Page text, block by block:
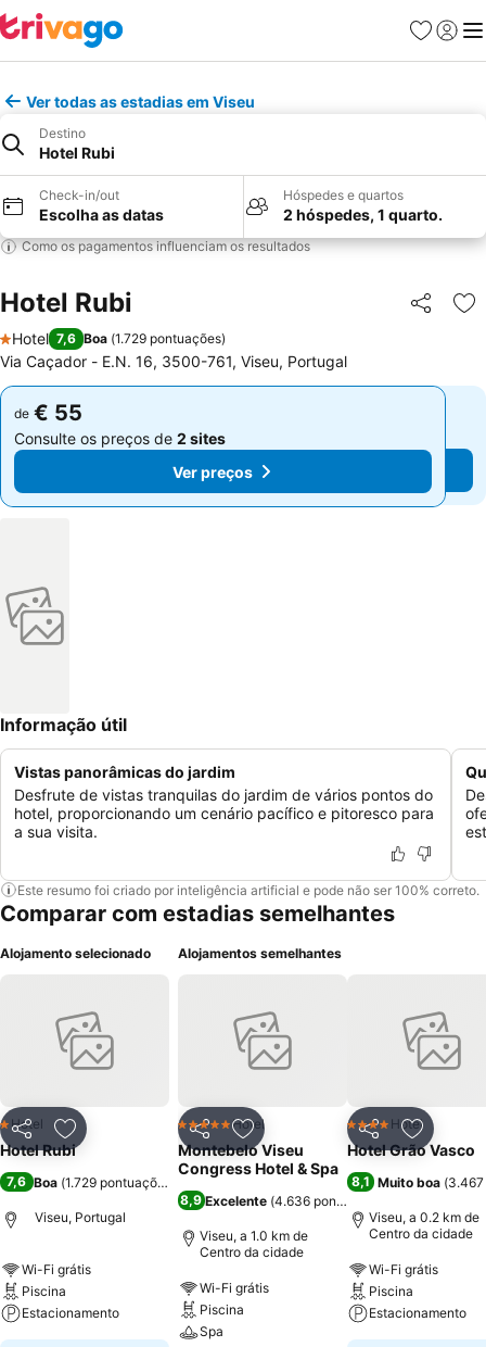
Favoritos
Iniciar
Ver todas as estadias em Viseu
Destino
Hotel Rubi
Check-in/out
Escolha as datas
Hóspedes e quartos
2 hóspedes, 1 quarto.
Como os pagamentos influenciam os resultados
Hotel Rubi Partilhar
1 Estrelas
Hotel 7,6 Boa (1.729 pontuações)
Via Caçador - E.N. 16, 3500-761, Viseu, Portugal
de € 55
Consulte os preços de 2 sites
Ver preços
de € 55
Consulte os preços de 2 sites
Ver preços
Informação útil
Vistas panorâmicas do jardim
Desfrute de vistas tranquilas do jardim de vários pontos do
hotel, proporcionando um cenário pacífico e pitoresco para
a sua visita.
Este resumo foi criado por inteligência artificial e pode não ser 100% correto.
Comparar com estadias semelhantes
Alojamento selecionado
PartilharAdicionar aos favoritos
1 Estrelas
Hotel
Hotel Rubi
7,6 Boa (1.729 pontuações
Viseu, Portugal
Wi-Fi grátis
Piscina
Estacionamento
Alojamentos semelhantes
PartilharAdicionar aos favoritos
5 EstrelasHotel
Montebelo Viseu
Congress Hotel & Spa
8,9Excelente (4.636 pontuações
Viseu, a 1.0 km de
Centro da cidade
Wi-Fi grátis
Piscina
Spa
Partilhar
4 EstrelasHotel
Hotel Grão Vasco
8,1 Muito boa (3.467
Viseu, a 0.2 km de
Centro da cidade
Wi-Fi grátis
Piscina
Estacionamento